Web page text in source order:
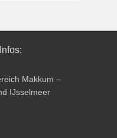
Makkum –
IJsselmeer